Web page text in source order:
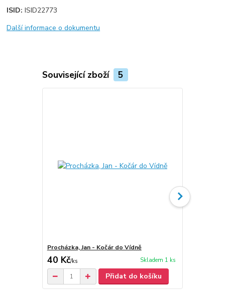
ISID:ISID22773
Další informace o dokumentu
Související zboží 5
Procházka, Jan - Kočár do Vídně
40 Kč/ks Skladem 1 ks
Přidat do košíku